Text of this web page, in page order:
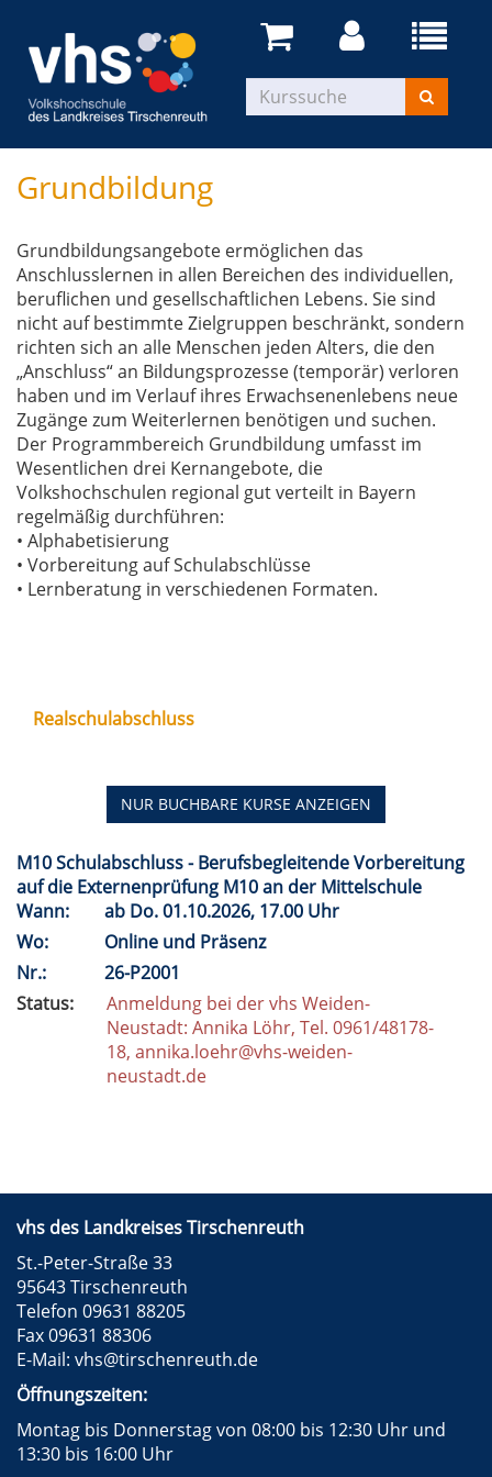
Grundbildung
Grundbildungsangebote ermöglichen das
Anschlusslernen in allen Bereichen des individuellen,
beruflichen und gesellschaftlichen Lebens. Sie sind
nicht auf bestimmte Zielgruppen beschränkt, sondern
richten sich an alle Menschen jeden Alters, die den
„Anschluss“ an Bildungsprozesse (temporär) verloren
haben und im Verlauf ihres Erwachsenenlebens neue
Zugänge zum Weiterlernen benötigen und suchen.
Der Programmbereich Grundbildung umfasst im
Wesentlichen drei Kernangebote, die
Volkshochschulen regional gut verteilt in Bayern
regelmäßig durchführen:
• Alphabetisierung
• Vorbereitung auf Schulabschlüsse
• Lernberatung in verschiedenen Formaten.
Realschulabschluss
NUR BUCHBARE KURSE ANZEIGEN
M10 Schulabschluss - Berufsbegleitende Vorbereitung
auf die Externenprüfung M10 an der Mittelschule
Wann:
ab Do.01.10.2026, 17.00 Uhr
Wo:
Online und Präsenz
Nr.:
26-P2001
Status:
Anmeldung bei der vhs Weiden-
Neustadt: Annika Löhr, Tel. 0961/48178-
18, annika.loehr@vhs-weiden-
neustadt.de
vhs des Landkreises Tirschenreuth
St.-Peter-Straße 33
95643 Tirschenreuth
Telefon 09631 88205
Fax 09631 88306
E-Mail: vhs@tirschenreuth.de
Öffnungszeiten:
Montag bis Donnerstag von 08:00 bis 12:30 Uhr und
13:30 bis 16:00 Uhr